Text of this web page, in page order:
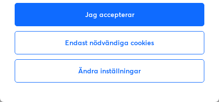
Jag accepterar
Endast nödvändiga cookies
Ändra inställningar